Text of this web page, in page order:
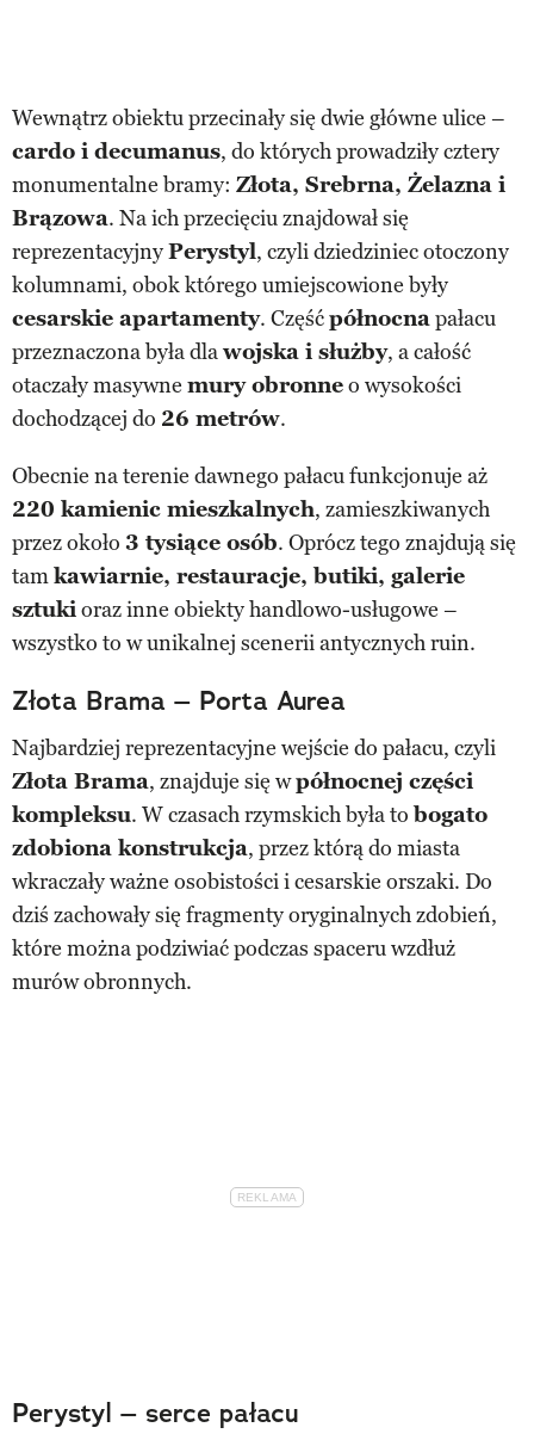
Wewnątrz obiektu przecinały się dwie główne ulice –
cardo i decumanus, do których prowadziły cztery
monumentalne bramy: Złota, Srebrna, Żelazna i
Brązowa. Na ich przecięciu znajdował się
reprezentacyjnyPerystyl, czyli dziedziniec otoczony
kolumnami, obok którego umiejscowione były
cesarskie apartamenty. Częśćpółnocnapałacu
przeznaczona była dlawojska i służby, a całość
otaczały masywne mury obronneo wysokości
dochodzącej do 26 metrów.
Obecnie na terenie dawnego pałacu funkcjonuje aż
220 kamienic mieszkalnych, zamieszkiwanych
przez około 3 tysiące osób. Oprócz tego znajdują się
tamkawiarnie, restauracje, butiki, galerie
sztukioraz inne obiekty handlowo-usługowe –
wszystko to w unikalnej scenerii antycznych ruin.
Złota Brama – Porta Aurea
Najbardziej reprezentacyjne wejście do pałacu, czyli
Złota Brama, znajduje się wpółnocnej części
kompleksu. W czasach rzymskich była tobogato
zdobiona konstrukcja, przez którą do miasta
wkraczały ważne osobistości i cesarskie orszaki. Do
dziś zachowały się fragmenty oryginalnych zdobień,
które można podziwiać podczas spaceru wzdłuż
murów obronnych.
Perystyl – serce pałacu